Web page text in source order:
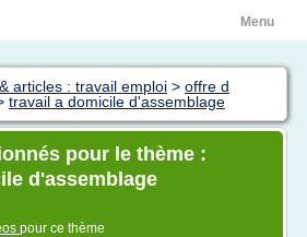
Menu
articles : travail emploi > offre d
travail a domicile d'assemblage
pour le thème :
d'assemblage
pour ce thème